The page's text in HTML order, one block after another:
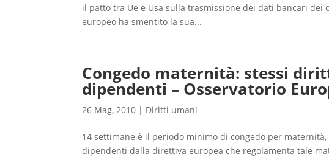
il patto tra Ue e Usa sulla trasmissione dei dati bancari
europeo ha smentito la sua...
Congedo maternità: stessi
dipendenti – Osservatorio
26 Mag, 2010 | Diritti umani
14 settimane è il periodo minimo di congedo per
dipendenti dalla direttiva europea che regolamenta tale